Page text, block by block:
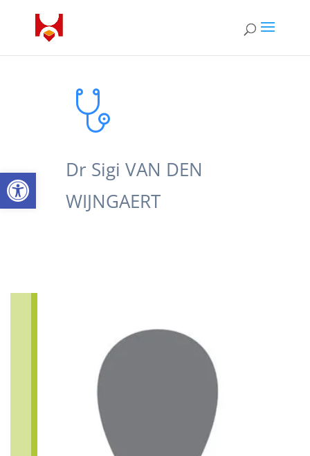
Open toolbarDr Sigi VAN DEN
WIJNGAERT